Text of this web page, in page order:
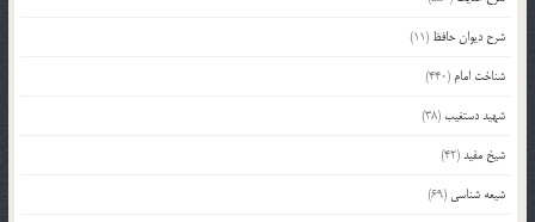
شرح دیوان حافظ (11)
شناخت امام (440)
شهید دستغیب(38)
شیخ مفید(42)
شیعه شناسی (69)